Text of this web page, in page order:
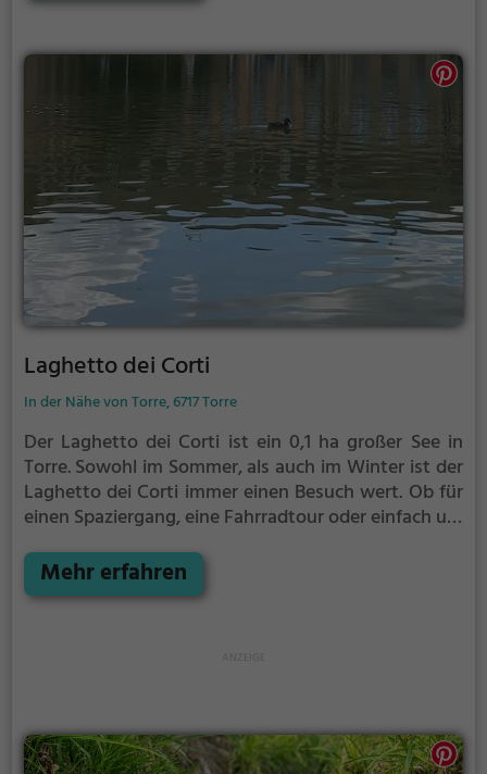
Laghetto dei Corti
In der Nähe von Torre, 6717 Torre
Der Laghetto dei Corti ist ein 0,1 ha großer See in
Torre.Sowohl im Sommer, als auch im Winter ist der
Laghetto dei Corti immer einen Besuch wert. Ob für
einen Spaziergang, eine Fahrradtour oder einfach um
zahlreiche Möglichkeiten für Freizeitaktivitäten.
Mehr erfahren